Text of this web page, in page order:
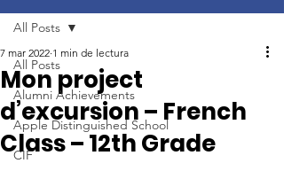
All Posts
Alumni Achievements
Apple Distinguished School
CIF
All Posts
Mon project
d’excursion – French
Class – 12th Grade
7 mar 2022 1 min de lectura